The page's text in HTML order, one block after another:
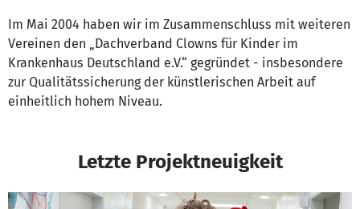
Im Mai 2004 haben wir im Zusammenschluss mit weiteren
Vereinen den „Dachverband Clowns für Kinder im
Krankenhaus Deutschland e.V.“ gegründet - insbesondere
zur Qualitätssicherung der künstlerischen Arbeit auf
einheitlich hohem Niveau.
Letzte Projektneuigkeit